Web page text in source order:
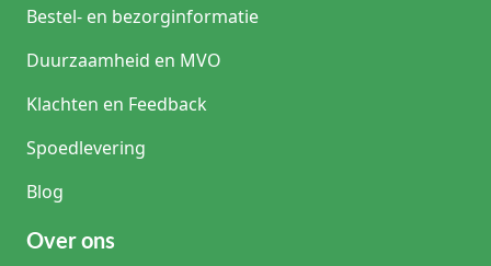
Bestel- en bezorginformatie
Duurzaamheid en MVO
Klachten en Feedback
Spoedlevering
Blog
Over ons